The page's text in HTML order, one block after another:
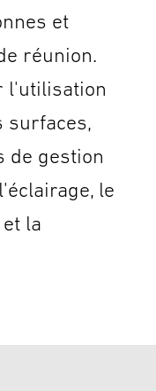
et
réunion.
l'utilisation
surfaces,
de gestion
le
la